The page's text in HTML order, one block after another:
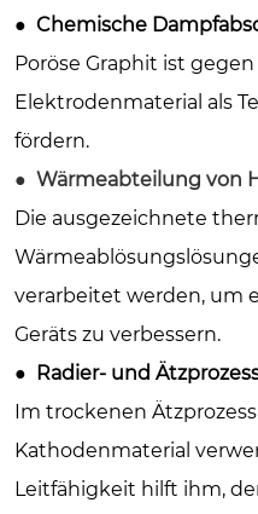
● Chemische
Poröse Graphit ist
Elektrodenmaterial als
fördern.
● Wärmeabteilung von
Die ausgezeichnete
verarbeitet werden, um
Geräts zu verbessern.
● Radier- und
Im trockenen
Kathodenmaterial
Leitfähigkeit hilft ihm,